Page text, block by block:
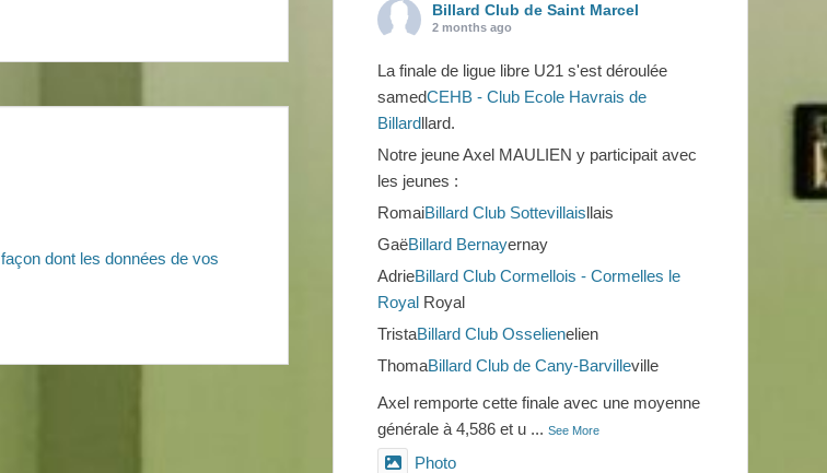
dont les données de vos
Billard Club de Saint Marcel
2 months ago
La finale de ligue libre U21 s'est déroulée
samedCEHB - Club Ecole Havrais de
Billardllard.
Notre jeune Axel MAULIEN y participait avec
les jeunes :
RomaiBillard Club Sottevillaisllais
GaëBillard Bernayernay
AdrieBillard Club Cormellois - Cormelles le
Royal Royal
TristaBillard Club Osselienelien
ThomaBillard Club de Cany-Barvilleville
Axel remporte cette finale avec une moyenne
générale à 4,586 et u ... See More
Photo